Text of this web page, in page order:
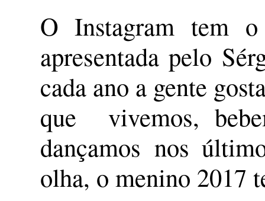
O Instagram tem
apresentada pelo
cada ano a gente
que vivemos,
dançamos nos
olha, o menino 2017